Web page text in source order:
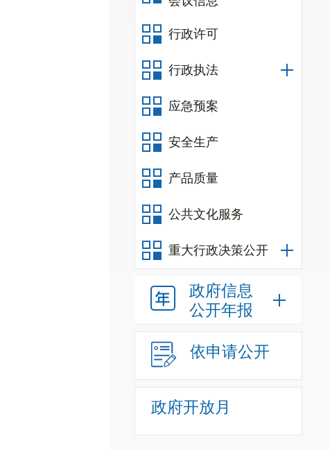
行政许可
行政执法
应急预案
安全生产
产品质量
公共文化服务
重大行政决策公开
政府信息
公开年报
依申请公开
政府开放月